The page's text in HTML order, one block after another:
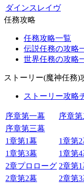
ダインスレイヴ
任務攻略
任務攻略一覧
伝説任務の攻略
世界任務の攻略
ストーリー(魔神任務)
ストーリー攻略
序章第一幕
序章
序章第三幕
1章第1幕
1章第2
1章第3幕
1章第4
2章プロローグ 2章第1
2章第2幕
2章第3